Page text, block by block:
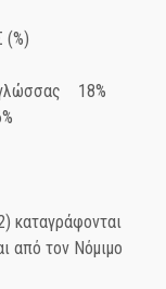
γλώσσας 18%
καταγράφονται
από τον Νόμιμο